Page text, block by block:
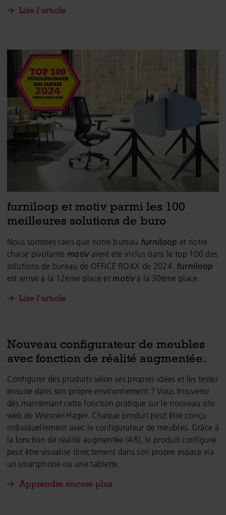
Lire l'article
furniloop et motiv parmi les 100
meilleures solutions de buro
Nous sommes ravis que notre bureau furniloop et notre
chaise pivotante motivaient été inclus dans le top 100 des
solutions de bureau de OFFICE ROXX de 2024. furniloop
est arrivé à la 12ème place et motivà la 30ème place.
Lire l'article
Nouveau configurateur de meubles
avec fonction de réalité augmentée.
Configurer des produits selon ses propres idées et les tester
ensuite dans son propre environnement ? Vous trouverez
dès maintenant cette fonction pratique sur le nouveau site
web de Wiesner-Hager. Chaque produit peut être conçu
individuellement avec le configurateur de meubles. Grâce à
la fonction de réalité augmentée (AR), le produit configuré
peut être visualisé directement dans son propre espace via
un smartphone ou une tablette.
Apprendre encore plus